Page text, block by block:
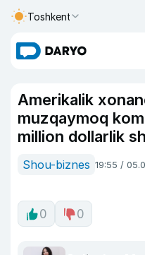
Toshkent
Amerikalik
muzqaymoq
million dollarlik
Shou-biznes 19:55 /
0 0